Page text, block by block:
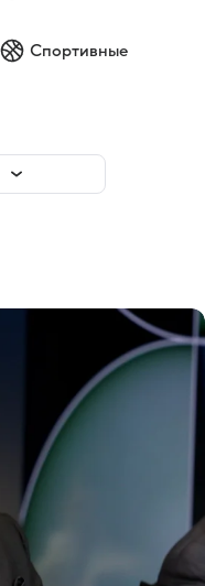
Спортивные